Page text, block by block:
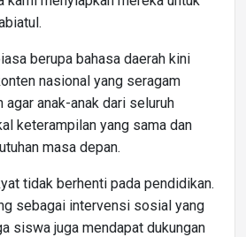
berupa bahasa daerah kini
nasional yang seragam
anak-anak dari seluruh
keterampilan yang sama dan
masa depan.
tidak berhenti pada pendidikan.
sebagai intervensi sosial yang
siswa juga mendapat dukungan